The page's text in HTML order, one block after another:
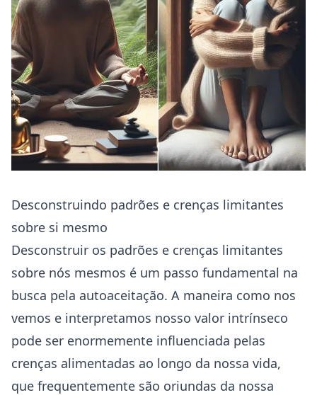
Desconstruindo padrões e crenças limitantes
sobre si mesmo
Desconstruir os padrões e crenças limitantes
sobre nós mesmos é um passo fundamental na
busca pela autoaceitação. A maneira como nos
vemos e interpretamos nosso valor intrínseco
pode ser enormemente influenciada pelas
crenças alimentadas ao longo da nossa vida,
que frequentemente são oriundas da nossa